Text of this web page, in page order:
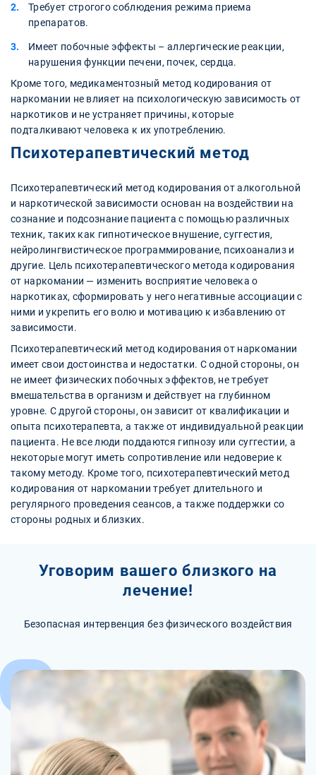
Требует строгого соблюдения режима приема
препаратов.
Имеет побочные эффекты – аллергические реакции,
нарушения функции печени, почек, сердца.
Кроме того, медикаментозный метод кодирования от
наркомании не влияет на психологическую зависимость от
наркотиков и не устраняет причины, которые
подталкивают человека к их употреблению.
Психотерапевтический метод
Психотерапевтический метод кодирования от алкогольной
и наркотической зависимости основан на воздействии на
сознание и подсознание пациента с помощью различных
техник, таких как гипнотическое внушение, суггестия,
нейролингвистическое программирование, психоанализ и
другие. Цель психотерапевтического метода кодирования
от наркомании — изменить восприятие человека о
наркотиках, сформировать у него негативные ассоциации с
ними и укрепить его волю и мотивацию к избавлению от
зависимости.
Психотерапевтический метод кодирования от наркомании
имеет свои достоинства и недостатки. С одной стороны, он
не имеет физических побочных эффектов, не требует
вмешательства в организм и действует на глубинном
уровне. С другой стороны, он зависит от квалификации и
опыта психотерапевта, а также от индивидуальной реакции
пациента. Не все люди поддаются гипнозу или суггестии, а
некоторые могут иметь сопротивление или недоверие к
такому методу. Кроме того, психотерапевтический метод
кодирования от наркомании требует длительного и
регулярного проведения сеансов, а также поддержки со
стороны родных и близких.
Уговорим вашего близкого на
лечение!
Безопасная интервенция без физического воздействия